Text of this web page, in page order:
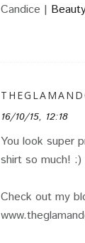
Candice |
16/10/15, 12:18
You look super
shirt so much! :)
Check out my